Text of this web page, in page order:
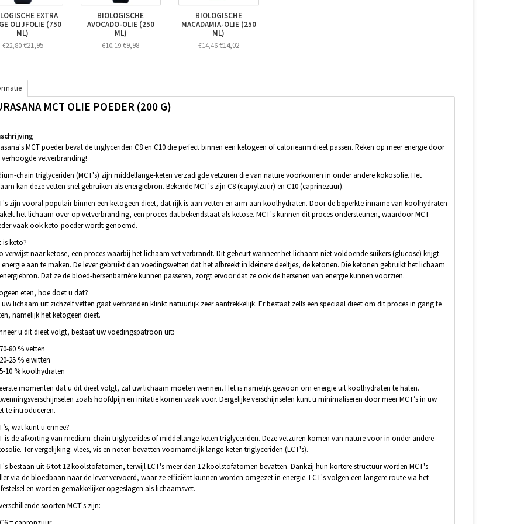
EXTRA
OLIJFOLIE (750
ML)
€22,80€21,95
BIOLOGISCHE
AVOCADO-OLIE (250
ML)
€10,19€9,98
BIOLOGISCHE
MACADAMIA-OLIE (250
ML)
€14,46€14,02
MCT OLIE POEDER (200 G)
MCT poeder bevat de triglyceriden C8 en C10 die perfect binnen een ketogeen of caloriearm dieet passen. Reken op meer energie door
verhoogde vetverbranding!
chain triglyceriden (MCT's) zijn middellange-keten verzadigde vetzuren die van nature voorkomen in onder andere kokosolie. Het
kan deze vetten snel gebruiken als energiebron. Bekende MCT's zijn C8 (caprylzuur) en C10 (caprinezuur).
zijn vooral populair binnen een ketogeen dieet, dat rijk is aan vetten en arm aan koolhydraten. Door de beperkte inname van koolhydraten
het lichaam over op vetverbranding, een proces dat bekendstaat als ketose. MCT's kunnen dit proces ondersteunen, waardoor MCT-
vaak ook keto-poeder wordt genoemd.
is keto?
verwijst naar ketose, een proces waarbij het lichaam vet verbrandt. Dit gebeurt wanneer het lichaam niet voldoende suikers (glucose) krijgt
aan te maken. De lever gebruikt dan voedingsvetten dat het afbreekt in kleinere deeltjes, de ketonen. Die ketonen gebruikt het lichaam
Dat ze de bloed-hersenbarrière kunnen passeren, zorgt ervoor dat ze ook de hersenen van energie kunnen voorzien.
eten, hoe doet u dat?
uw lichaam uit zichzelf vetten gaat verbranden klinkt natuurlijk zeer aantrekkelijk. Er bestaat zelfs een speciaal dieet om dit proces in gang te
namelijk het ketogeen dieet.
u dit dieet volgt, bestaat uw voedingspatroon uit:
70-80 % vetten
20-25 % eiwitten
5-10 % koolhydraten
momenten dat u dit dieet volgt, zal uw lichaam moeten wennen. Het is namelijk gewoon om energie uit koolhydraten te halen.
zoals hoofdpijn en irritatie komen vaak voor. Dergelijke verschijnselen kunt u minimaliseren door meer MCT’s in uw
te introduceren.
wat kunt u ermee?
is de afkorting van medium-chain triglycerides of middellange-keten triglyceriden. Deze vetzuren komen van nature voor in onder andere
Ter vergelijking: vlees, vis en noten bevatten voornamelijk lange-keten triglyceriden (LCT's).
bestaan uit 6 tot 12 koolstofatomen, terwijl LCT's meer dan 12 koolstofatomen bevatten. Dankzij hun kortere structuur worden MCT's
via de bloedbaan naar de lever vervoerd, waar ze efficiënt kunnen worden omgezet in energie. LCT's volgen een langere route via het
en worden gemakkelijker opgeslagen als lichaamsvet.
soorten MCT's zijn: